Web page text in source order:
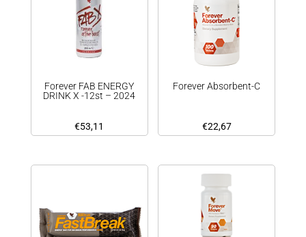
Forever FAB ENERGY
DRINK X -12st – 2024
€53,11
Forever Absorbent-C
€22,67